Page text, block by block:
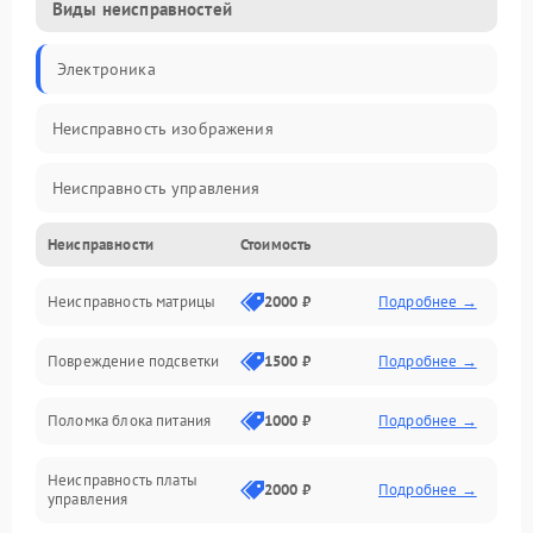
Виды неисправностей
Электроника
Неисправность изображения
Неисправность управления
Неисправность интерфейсов
Прочие неисправности
Неисправность звука
Механические повреждения
Неисправности Стоимость
Неисправность матрицы 2000 ₽ Подробнее →
Повреждение подсветки 1500 ₽ Подробнее →
Поломка блока питания 1000 ₽ Подробнее →
Неисправность платы
управления
2000 ₽ Подробнее →